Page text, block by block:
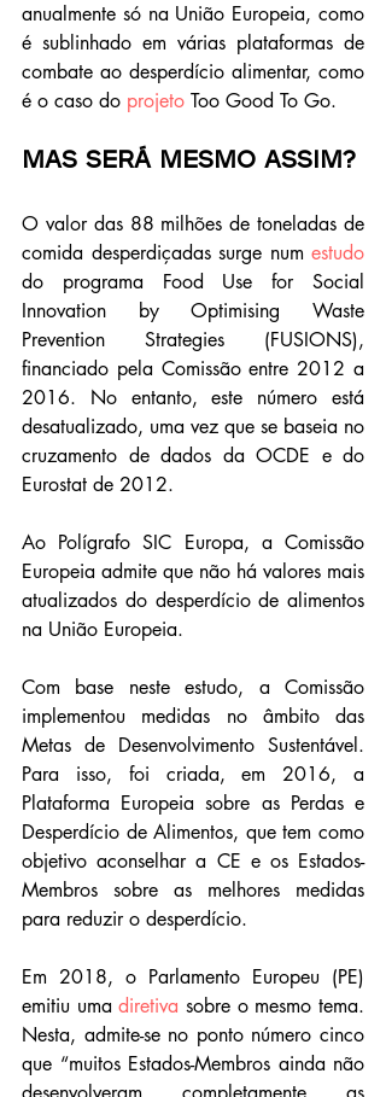
anualmente só na União Europeia, como
é sublinhado em várias plataformas de
combate ao desperdício alimentar, como
é o caso do projeto Too Good To Go.
MAS SERÁ MESMO ASSIM?
O valor das 88 milhões de toneladas de
comida desperdiçadas surge num
do programa Food Use for Social
Innovation by Optimising Waste
Prevention Strategies (FUSIONS),
financiado pela Comissão entre 2012 a
2016. No entanto, este número está
desatualizado, uma vez que se baseia no
cruzamento de dados da OCDE e do
Eurostat de 2012.
Ao Polígrafo SIC Europa, a Comissão
Europeia admite que não há valores mais
atualizados do desperdício de alimentos
na União Europeia.
Com base neste estudo, a Comissão
implementou medidas no âmbito das
Metas de Desenvolvimento Sustentável.
Para isso, foi criada, em 2016, a
Plataforma Europeia sobre as Perdas e
Desperdício de Alimentos, que tem como
objetivo aconselhar a CE e os Estados-
Membros sobre as melhores medidas
para reduzir o desperdício.
Em 2018, o Parlamento Europeu (PE)
emitiu uma diretiva sobre o mesmo tema.
Nesta, admite-se no ponto número cinco
que “muitos Estados-Membros ainda não